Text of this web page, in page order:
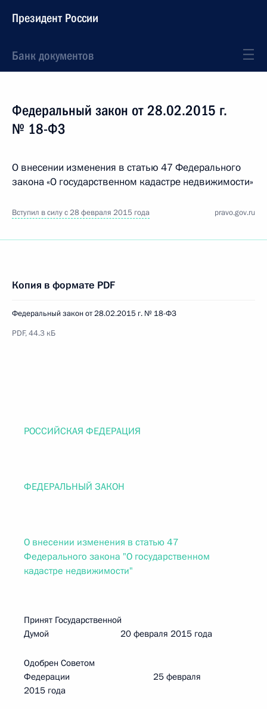
Президент России
Банк документов
Федеральный закон от 28.02.2015 г.
№ 18-ФЗ
О внесении изменения в статью 47 Федерального
закона «О государственном кадастре недвижимости»
Вступил в силу с 28 февраля 2015 года pravo.gov.ru
Копия в формате PDF
Федеральный закон от 28.02.2015 г. № 18-ФЗ
PDF, 44.3 кБ
РОССИЙСКАЯ ФЕДЕРАЦИЯ
ФЕДЕРАЛЬНЫЙ ЗАКОН
О внесении изменения в статью 47
Федерального закона "О государственном
кадастре недвижимости"
Принят Государственной
Думой 20 февраля 2015 года
Одобрен Советом
Федерации 25 февраля
2015 года